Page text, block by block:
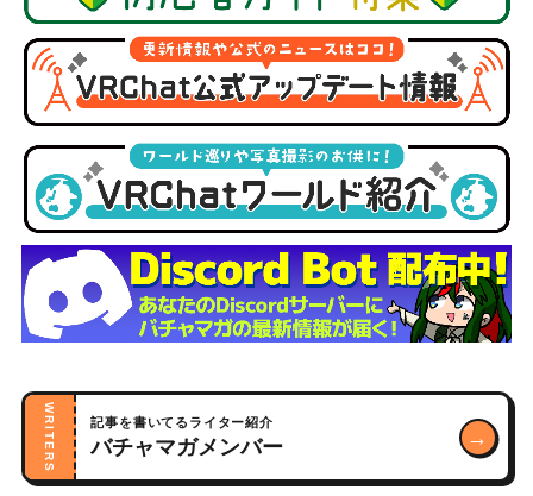
WRITERS 記事を書いてるライター紹介
バチャマガメンバー →